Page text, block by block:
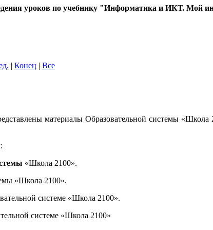
уроков по учебнику "Информатика и ИКТ. Мой
| Конец | Все
материалы Образовательной системы
«Школа 2100».
«Школа 2100».
системе «Школа 2100».
системе «Школа 2100»